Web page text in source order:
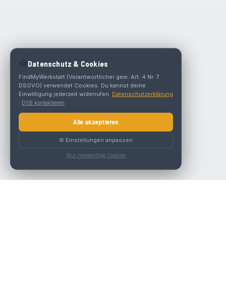
🍪 Datenschutz & Cookies
FindMyWerkstatt (Verantwortlicher gem. Art. 4 Nr. 7
DSGVO) verwendet Cookies. Du kannst deine
Einwilligung jederzeit widerrufen. Datenschutzerklärung
· DSB kontaktieren
Alle akzeptieren
⚙️ Einstellungen anpassen
Nur notwendige Cookies